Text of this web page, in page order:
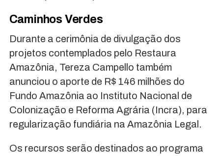
Caminhos Verdes
Durante a cerimônia de divulgação dos
projetos contemplados pelo Restaura
Amazônia, Tereza Campello também
anunciou o aporte de R$ 146 milhões do
Fundo Amazônia ao Instituto Nacional de
Colonização e Reforma Agrária (Incra), para
regularização fundiária na Amazônia Legal.
Os recursos serão destinados ao programa